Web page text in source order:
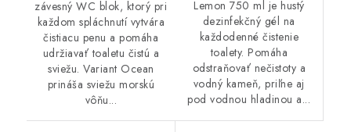
závesný WC blok, ktorý pri
každom spláchnutí vytvára
čistiacu penu a pomáha
udržiavať toaletu čistú a
sviežu. Variant Ocean
prináša sviežu morskú
vôňu...
Lemon 750 ml je hustý
dezinfekčný gél na
každodenné čistenie
toalety. Pomáha
odstraňovať nečistoty a
vodný kameň, priľne aj
pod vodnou hladinou a...